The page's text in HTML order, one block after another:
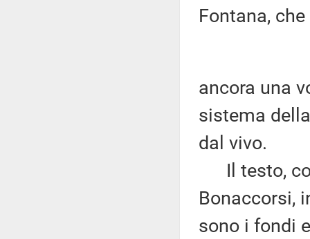
Fontana,
ancora una
sistema
dal vivo.
Il testo,
Bonaccorsi,
sono i fondi